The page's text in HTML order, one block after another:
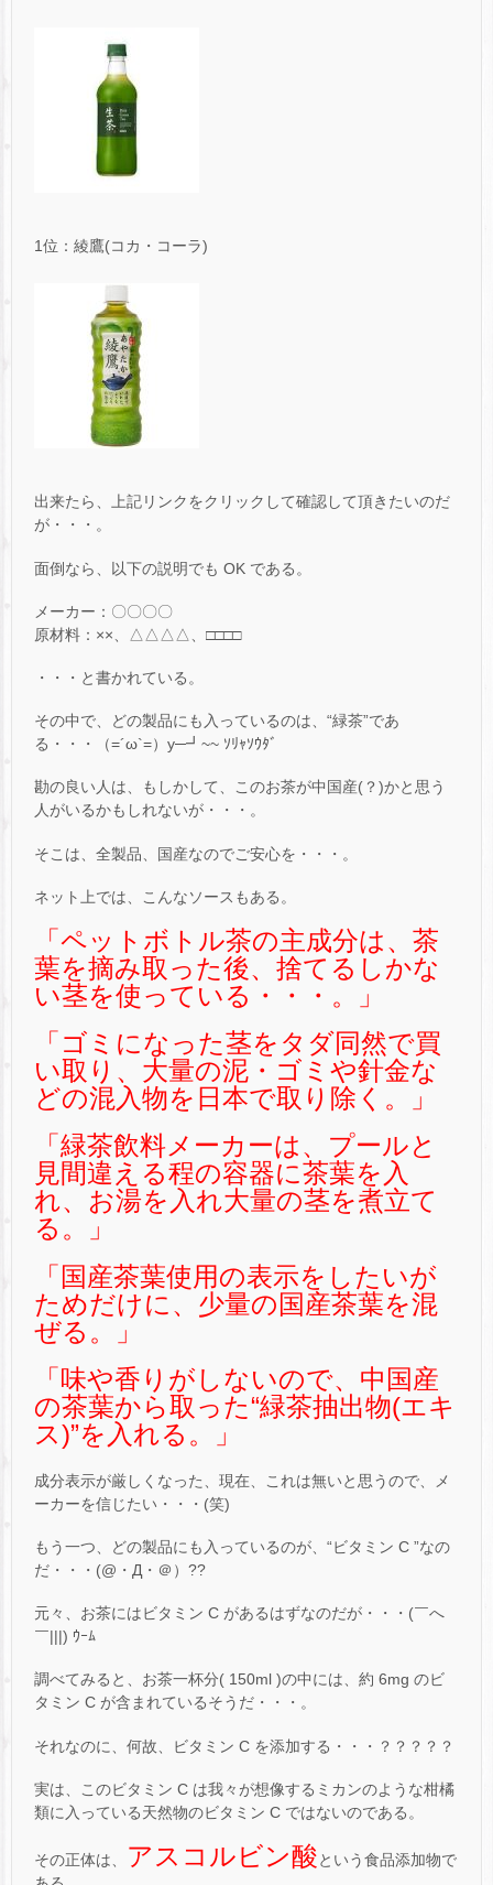
1位：綾鷹(コカ・コーラ)
出来たら、上記リンクをクリックして確認して頂きたいのだ
が・・・。
面倒なら、以下の説明でも OK である。
メーカー：〇〇〇〇
原材料：××、△△△△、□□□□
・・・と書かれている。
その中で、どの製品にも入っているのは、“緑茶”であ
る・・・（=´ω`=）y─┛~~ ｿﾘｬｿｳﾀﾞ
勘の良い人は、もしかして、このお茶が中国産(？)かと思う
人がいるかもしれないが・・・。
そこは、全製品、国産なのでご安心を・・・。
ネット上では、こんなソースもある。
「ペットボトル茶の主成分は、茶
葉を摘み取った後、捨てるしかな
い茎を使っている・・・。」
「ゴミになった茎をタダ同然で買
い取り、大量の泥・ゴミや針金な
どの混入物を日本で取り除く。」
「緑茶飲料メーカーは、プールと
見間違える程の容器に茶葉を入
れ、お湯を入れ大量の茎を煮立て
る。」
「国産茶葉使用の表示をしたいが
ためだけに、少量の国産茶葉を混
ぜる。」
「味や香りがしないので、中国産
の茶葉から取った“緑茶抽出物(エキ
ス)”を入れる。」
成分表示が厳しくなった、現在、これは無いと思うので、メ
ーカーを信じたい・・・(笑)
もう一つ、どの製品にも入っているのが、“ビタミン C ”なの
だ・・・(@・Д・＠）??
元々、お茶にはビタミン C があるはずなのだが・・・(￣へ
￣|||) ｳｰﾑ
調べてみると、お茶一杯分( 150ml )の中には、約 6mg のビ
タミン C が含まれているそうだ・・・。
それなのに、何故、ビタミン C を添加する・・・？？？？？
実は、このビタミン C は我々が想像するミカンのような柑橘
類に入っている天然物のビタミン C ではないのである。
その正体は、 アスコルビン酸という食品添加物で